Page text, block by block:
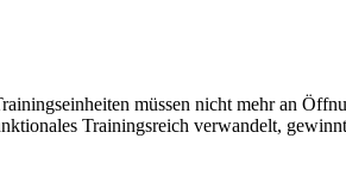
müssen nicht mehr an
Trainingsreich verwandelt,